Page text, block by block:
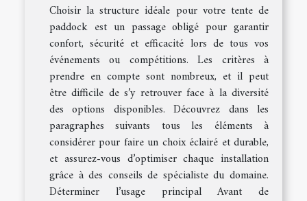
Choisir la structure idéale pour votre tente de
paddock est un passage obligé pour garantir
confort, sécurité et efficacité lors de tous vos
événements ou compétitions. Les critères à
prendre en compte sont nombreux, et il peut
être difficile de s’y retrouver face à la diversité
des options disponibles. Découvrez dans les
paragraphes suivants tous les éléments à
considérer pour faire un choix éclairé et durable,
et assurez-vous d’optimiser chaque installation
grâce à des conseils de spécialiste du domaine.
Déterminer l’usage principal Avant de